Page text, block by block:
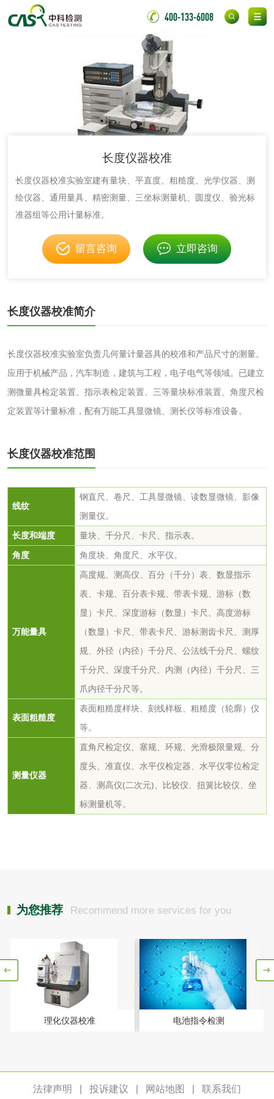
400-133-6008
长度仪器校准
长度仪器校准实验室建有量块、平直度、粗糙度、光学仪器、测
绘仪器、通用量具、精密测量、三坐标测量机、圆度仪、验光标
准器组等公用计量标准。
留言咨询 立即咨询
长度仪器校准简介
长度仪器校准实验室负责几何量计量器具的校准和产品尺寸的测量。
应用于机械产品，汽车制造，建筑与工程，电子电气等领域。已建立
测微量具检定装置、指示表检定装置、三等量块标准装置、角度尺检
定装置等计量标准，配有万能工具显微镜、测长仪等标准设备。
长度仪器校准范围
线纹
钢直尺、卷尺、工具显微镜、读数显微镜、影像
测量仪。
长度和端度
量块、千分尺、卡尺、指示表。
角度
角度块、角度尺、水平仪。
万能量具
高度规、测高仪、百分（千分）表、数显指示
表、卡规、百分表卡规、带表卡规、游标（数
显）卡尺、深度游标（数显）卡尺、高度游标
（数显）卡尺、带表卡尺、游标测齿卡尺、测厚
规、外径（内径）千分尺、公法线千分尺、螺纹
千分尺、深度千分尺、内测（内径）千分尺、三
爪内径千分尺等。
表面粗糙度
表面粗糙度样块、刻线样板、粗糙度（轮廓）仪
等。
测量仪器
直角尺检定仪、塞规、环规、光滑极限量规、分
度头、准直仪、水平仪检定器、水平仪零位检定
器、测高仪(二次元)、比较仪、扭簧比较仪、坐
标测量机等。
为您推荐 Recommend more services for you
理化仪器校准 电池指令检测
法律声明 投诉建议 网站地图 联系我们
氯丁胶粘剂检测
阻燃型氯丁胶检测 耐高温型氯丁胶检
无底纸冷裱膜压敏
胶粘带检测
BOPP压敏胶粘带检
氟硅密封胶检测
金属
金属材料质量检测 金属硬度测试
脱硫石膏检测 镀膜抗菌玻璃检测
消毒产品
成分分析配方研发 驱蚊检测
防霉检测 霉菌污染分析
消毒产品备案 防螨除螨检测
微生物检测
化妆品
验
化妆品急性经口毒
性试验
化妆品皮肤变态反
应试验
清洗剂检测 日化产品毒理检测
洗手液检测
水处理剂